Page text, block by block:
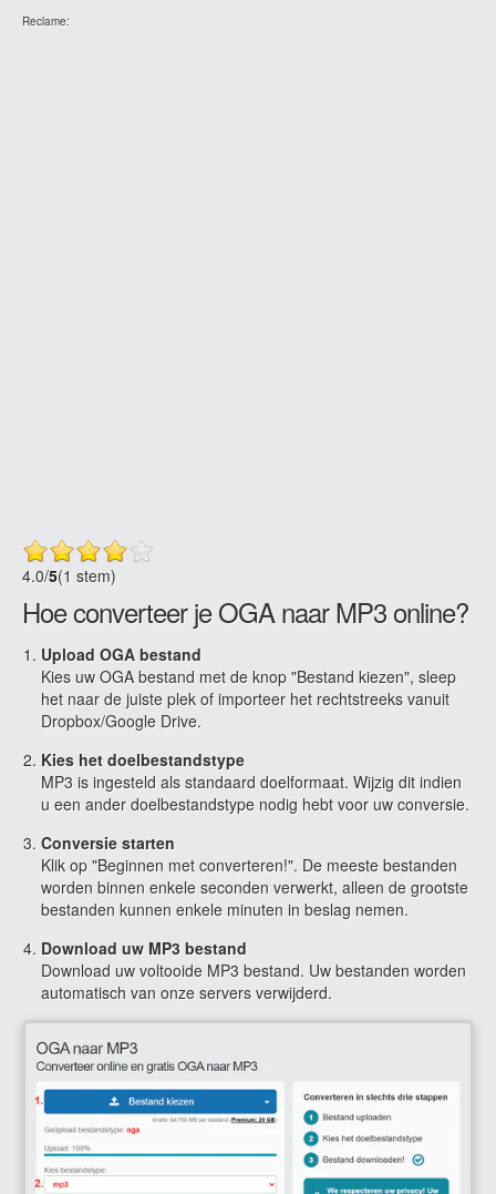
Reclame:
4.0/5(1 stem)
Hoe converteer je OGA naar MP3 online?
Upload OGA bestand
Kies uw OGA bestand met de knop "Bestand kiezen", sleep
het naar de juiste plek of importeer het rechtstreeks vanuit
Dropbox/Google Drive.
Kies het doelbestandstype
MP3 is ingesteld als standaard doelformaat. Wijzig dit indien
u een ander doelbestandstype nodig hebt voor uw conversie.
Conversie starten
Klik op "Beginnen met converteren!". De meeste bestanden
worden binnen enkele seconden verwerkt, alleen de grootste
bestanden kunnen enkele minuten in beslag nemen.
Download uw MP3 bestand
Download uw voltooide MP3 bestand. Uw bestanden worden
automatisch van onze servers verwijderd.